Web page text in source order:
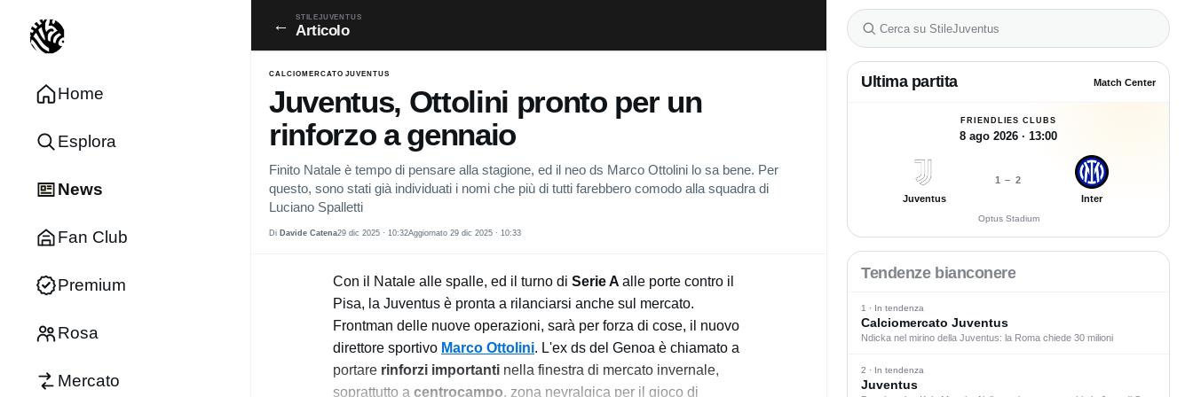
Home
Esplora
News
Fan Club
Premium
Rosa
Mercato
← STILEJUVENTUS
Articolo
CALCIOMERCATO JUVENTUS
Juventus, Ottolini pronto per un
rinforzo a gennaio
Finito Natale è tempo di pensare alla stagione, ed il neo ds Marco Ottolini lo sa bene. Per
questo, sono stati già individuati i nomi che più di tutti farebbero comodo alla squadra di
Luciano Spalletti
Di Davide Catena29 dic 2025 · 10:32Aggiornato 29 dic 2025 · 10:33
Con il Natale alle spalle, ed il turno di Serie A alle porte contro il
Pisa, la Juventus è pronta a rilanciarsi anche sul mercato.
Frontman delle nuove operazioni, sarà per forza di cose, il nuovo
direttore sportivo Marco Ottolini. L'ex ds del Genoa è chiamato a
portare rinforzi importanti nella finestra di mercato invernale,
soprattutto a centrocampo, zona nevralgica per il gioco di
Ultima partita Match Center
FRIENDLIES CLUBS
8 ago 2026 · 13:00
Juventus
1– 2
Inter
Optus Stadium
Tendenze bianconere
1 · In tendenza
Calciomercato Juventus
Ndicka nel mirino della Juventus: la Roma chiede 30 milioni
2 · In tendenza
Juventus